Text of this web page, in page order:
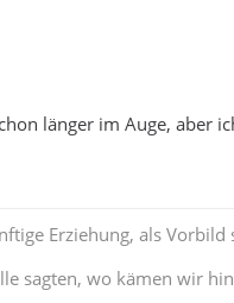
länger im Auge, aber
Erziehung, als
sagten, wo kämen wir